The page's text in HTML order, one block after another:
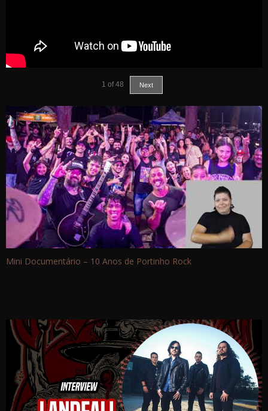
1 of 48 Next
Mini Documentário – 10 Anos de Portinho Rock